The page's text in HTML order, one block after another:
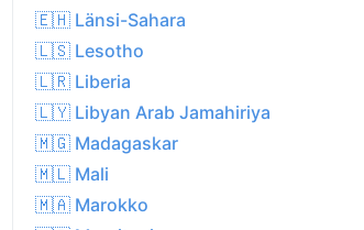
Aurinkoista
🇪🇭 Länsi-Sahara
🇱🇸 Lesotho
🇱🇷 Liberia
🇱🇾 Libyan Arab Jamahiriya
🇲🇬 Madagaskar
🇲🇱 Mali
🇲🇦 Marokko